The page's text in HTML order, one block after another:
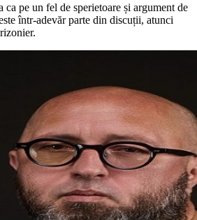
ca pe un fel de sperietoare și argument de
într-adevăr parte din discuții, atunci